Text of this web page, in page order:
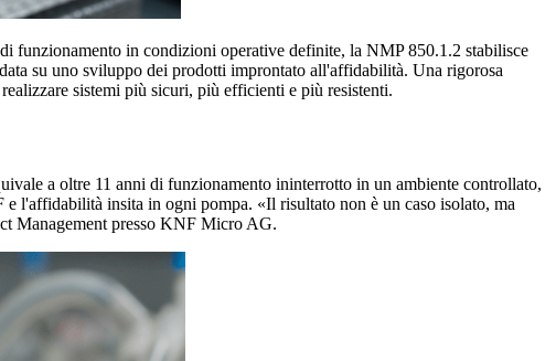
funzionamento in condizioni operative definite, la NMP 850.1.2 stabilisce
su uno sviluppo dei prodotti improntato all'affidabilità. Una rigorosa
sistemi più sicuri, più efficienti e più resistenti.
a oltre 11 anni di funzionamento ininterrotto in un ambiente controllato,
l'affidabilità insita in ogni pompa. «Il risultato non è un caso isolato, ma
Management presso KNF Micro AG.